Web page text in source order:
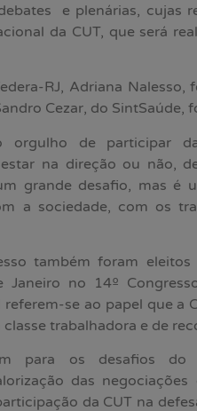
e plenárias, cujas
da CUT, que será
RJ, Adriana Nalesso,
Cezar, do SintSaúde,
orgulho de participar
na direção ou não,
grande desafio, mas é
a sociedade, com os
também foram
Janeiro no 14º
se ao papel que a
trabalhadora e de
para os desafios do
das negociações
da CUT na